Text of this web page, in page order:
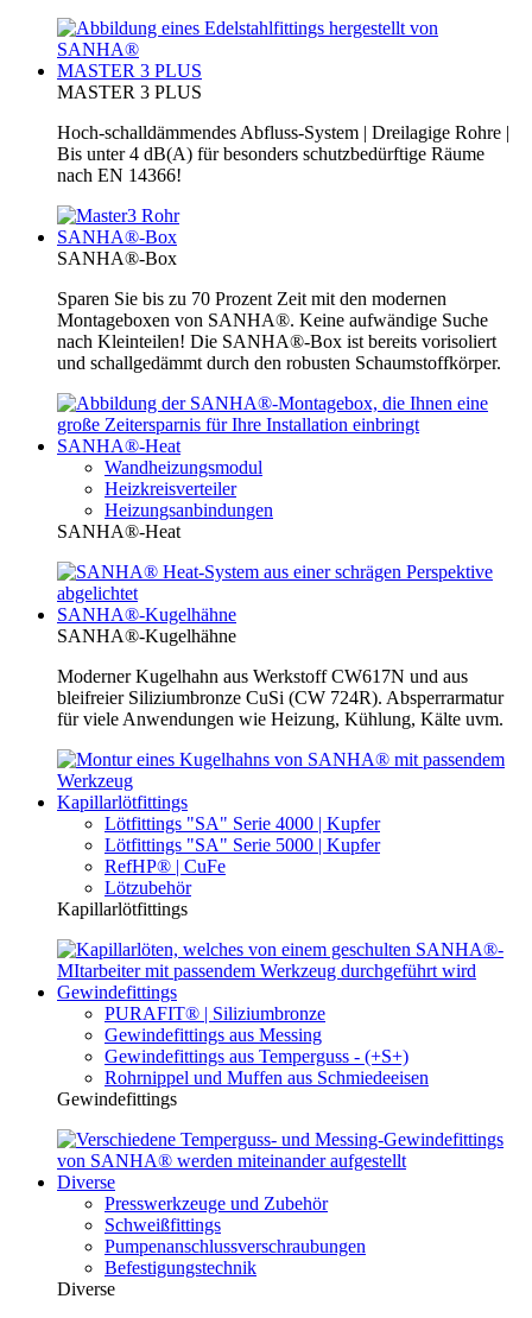
MASTER 3 PLUS
MASTER 3 PLUS
Hoch-schalldämmendes Abfluss-System | Dreilagige Rohre |
Bis unter 4 dB(A) für besonders schutzbedürftige Räume
nach EN 14366!
SANHA®-Box
SANHA®-Box
Sparen Sie bis zu 70 Prozent Zeit mit den modernen
Montageboxen von SANHA®. Keine aufwändige Suche
nach Kleinteilen! Die SANHA®-Box ist bereits vorisoliert
und schallgedämmt durch den robusten Schaumstoffkörper.
SANHA®-Heat
Wandheizungsmodul
Heizkreisverteiler
Heizungsanbindungen
SANHA®-Heat
SANHA®-Kugelhähne
SANHA®-Kugelhähne
Moderner Kugelhahn aus Werkstoff CW617N und aus
bleifreier Siliziumbronze CuSi (CW 724R). Absperrarmatur
für viele Anwendungen wie Heizung, Kühlung, Kälte uvm.
Kapillarlötfittings
Lötfittings "SA" Serie 4000 | Kupfer
Lötfittings "SA" Serie 5000 | Kupfer
RefHP® | CuFe
Lötzubehör
Kapillarlötfittings
Gewindefittings
PURAFIT® | Siliziumbronze
Gewindefittings aus Messing
Gewindefittings aus Temperguss - (+S+)
Rohrnippel und Muffen aus Schmiedeeisen
Gewindefittings
Diverse
Presswerkzeuge und Zubehör
Schweißfittings
Pumpenanschlussverschraubungen
Befestigungstechnik
Diverse